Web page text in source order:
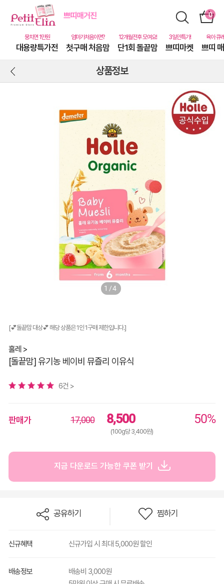
대용량특가전 첫구매 처음맘 단1회 돌끝맘 쁘띠마켓 쁘띠
상품정보
1/4
[💕돌끝맘 대상💕 해당 상품은 1인 1구매 제한입니다.]
홀레 >
[돌끝맘] 유기농 베이비 뮤즐리 이유식
6건 >
판매가 17,000 8,500
(100g당 3,400원)
50%
지금 다운로드 가능한 쿠폰 받기
공유하기 찜하기
신규혜택 신규가입 시 최대 5,000원 할인
배송정보
배송비 3,000원